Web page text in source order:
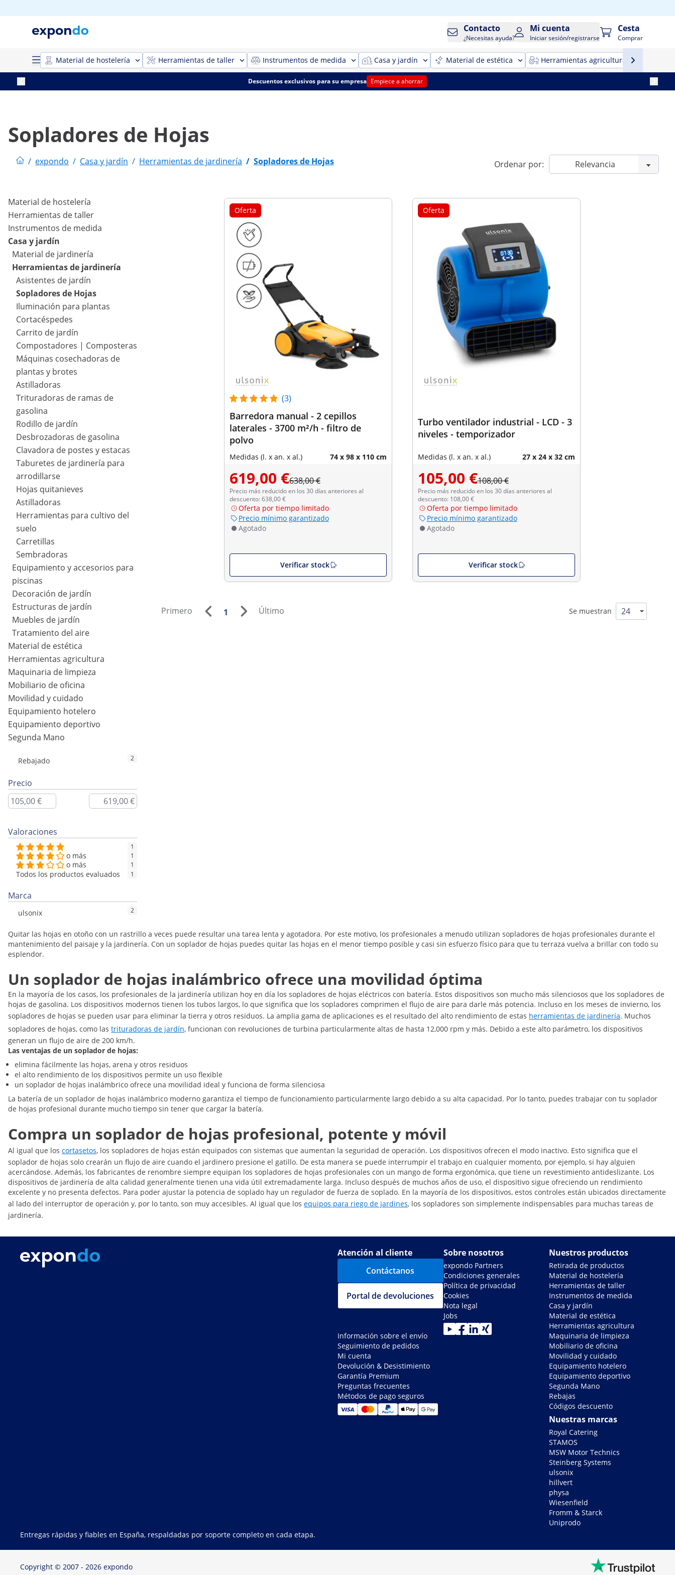
Contacto
¿Necesitas ayuda?
Mi cuenta
Iniciar sesión/registrarse
Cesta
Comprar
Material de hostelería Herramientas de taller Instrumentos de medida Casa y jardín Material de estética Herramientas agricultura
Descuentos exclusivos para su empresa Empiece a ahorrar
Sopladores de Hojas
/ expondo / Casa y jardín / Herramientas de jardinería / Sopladores de Hojas Ordenar por:
Material de hostelería
Herramientas de taller
Instrumentos de medida
Casa y jardín
Material de jardinería
Herramientas de jardinería
Asistentes de jardín
Sopladores de Hojas
Iluminación para plantas
Cortacéspedes
Carrito de jardín
Compostadores | Composteras
Máquinas cosechadoras de
plantas y brotes
Astilladoras
Trituradoras de ramas de
gasolina
Rodillo de jardín
Desbrozadoras de gasolina
Clavadora de postes y estacas
Taburetes de jardinería para
arrodillarse
Hojas quitanieves
Astilladoras
Herramientas para cultivo del
suelo
Carretillas
Sembradoras
Equipamiento y accesorios para
piscinas
Decoración de jardín
Estructuras de jardín
Muebles de jardín
Tratamiento del aire
Material de estética
Herramientas agricultura
Maquinaria de limpieza
Mobiliario de oficina
Movilidad y cuidado
Equipamiento hotelero
Equipamiento deportivo
Segunda Mano
Rebajado 2
Precio
Valoraciones
1
o más 1
o más 1
Todos los productos evaluados 1
Marca
ulsonix 2
Oferta
(3)
Barredora manual - 2 cepillos
laterales - 3700 m²/h - filtro de
polvo
Medidas (l. x an. x al.) 74 x 98 x 110 cm
619,00 €638,00 €
Precio más reducido en los 30 días anteriores al
descuento: 638,00 €
Oferta por tiempo limitado
Precio mínimo garantizado
Agotado
Verificar stock
Oferta
Turbo ventilador industrial - LCD - 3
niveles - temporizador
Medidas (l. x an. x al.) 27 x 24 x 32 cm
105,00 €108,00 €
Precio más reducido en los 30 días anteriores al
descuento: 108,00 €
Oferta por tiempo limitado
Precio mínimo garantizado
Agotado
Verificar stock
Primero 1 Último Se muestran
Quitar las hojas en otoño con un rastrillo a veces puede resultar una tarea lenta y agotadora. Por este motivo, los profesionales a menudo utilizan sopladores de hojas profesionales durante el
mantenimiento del paisaje y la jardinería. Con un soplador de hojas puedes quitar las hojas en el menor tiempo posible y casi sin esfuerzo físico para que tu terraza vuelva a brillar con todo su
esplendor.
Un soplador de hojas inalámbrico ofrece una movilidad óptima
En la mayoría de los casos, los profesionales de la jardinería utilizan hoy en día los sopladores de hojas eléctricos con batería. Estos dispositivos son mucho más silenciosos que los sopladores de
hojas de gasolina. Los dispositivos modernos tienen los tubos largos, lo que significa que los sopladores comprimen el flujo de aire para darle más potencia. Incluso en los meses de invierno, los
sopladores de hojas se pueden usar para eliminar la tierra y otros residuos. La amplia gama de aplicaciones es el resultado del alto rendimiento de estas herramientas de jardinería. Muchos
sopladores de hojas, como las trituradoras de jardín, funcionan con revoluciones de turbina particularmente altas de hasta 12,000 rpm y más. Debido a este alto parámetro, los dispositivos
generan un flujo de aire de 200 km/h.
Las ventajas de un soplador de hojas:
elimina fácilmente las hojas, arena y otros residuos
el alto rendimiento de los dispositivos permite un uso flexible
un soplador de hojas inalámbrico ofrece una movilidad ideal y funciona de forma silenciosa
La batería de un soplador de hojas inalámbrico moderno garantiza el tiempo de funcionamiento particularmente largo debido a su alta capacidad. Por lo tanto, puedes trabajar con tu soplador
de hojas profesional durante mucho tiempo sin tener que cargar la batería.
Compra un soplador de hojas profesional, potente y móvil
Al igual que los cortasetos, los sopladores de hojas están equipados con sistemas que aumentan la seguridad de operación. Los dispositivos ofrecen el modo inactivo. Esto significa que el
soplador de hojas solo crearán un flujo de aire cuando el jardinero presione el gatillo. De esta manera se puede interrumpir el trabajo en cualquier momento, por ejemplo, si hay alguien
acercándose. Además, los fabricantes de renombre siempre equipan los sopladores de hojas profesionales con un mango de forma ergonómica, que tiene un revestimiento antideslizante. Los
dispositivos de jardinería de alta calidad generalmente tienen una vida útil extremadamente larga. Incluso después de muchos años de uso, el dispositivo sigue ofreciendo un rendimiento
excelente y no presenta defectos. Para poder ajustar la potencia de soplado hay un regulador de fuerza de soplado. En la mayoría de los dispositivos, estos controles están ubicados directamente
al lado del interruptor de operación y, por lo tanto, son muy accesibles. Al igual que los equipos para riego de jardines, los sopladores son simplemente indispensables para muchas tareas de
jardinería.
Atención al cliente
Contáctanos
Portal de devoluciones
Información sobre el envío
Seguimiento de pedidos
Mi cuenta
Devolución & Desistimiento
Garantía Premium
Preguntas frecuentes
Métodos de pago seguros
Sobre nosotros
expondo Partners
Condiciones generales
Política de privacidad
Cookies
Nota legal
Jobs
Nuestros productos
Retirada de productos
Material de hostelería
Herramientas de taller
Instrumentos de medida
Casa y jardín
Material de estética
Herramientas agricultura
Maquinaria de limpieza
Mobiliario de oficina
Movilidad y cuidado
Equipamiento hotelero
Equipamiento deportivo
Segunda Mano
Rebajas
Códigos descuento
Nuestras marcas
Royal Catering
STAMOS
MSW Motor Technics
Steinberg Systems
ulsonix
hillvert
physa
Wiesenfield
Fromm & Starck
Uniprodo
Entregas rápidas y fiables en España, respaldadas por soporte completo en cada etapa.
Copyright © 2007 - 2026 expondo